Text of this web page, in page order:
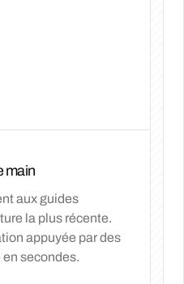
main
aux guides
la plus récente.
appuyée par des
secondes.